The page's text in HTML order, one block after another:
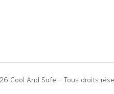
Cool And Safe - Tous droits